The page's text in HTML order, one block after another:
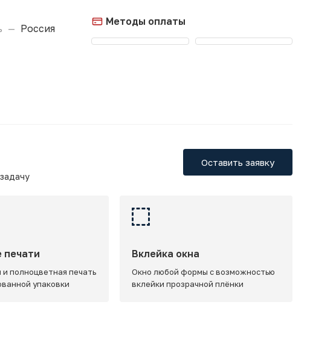
— Россия
Методы оплаты
Оставить заявку
печати
полноцветная печать
упаковки
Вклейка окна
Окно любой формы с возможностью
вклейки прозрачной плёнки